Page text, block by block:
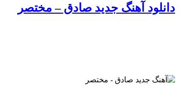
دانلود آهنگ جدید صادق – مختصر